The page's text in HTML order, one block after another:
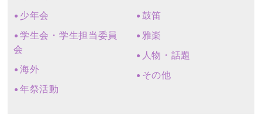
少年会
学生会・学生担当委員
会
海外
年祭活動
鼓笛
雅楽
人物・話題
その他